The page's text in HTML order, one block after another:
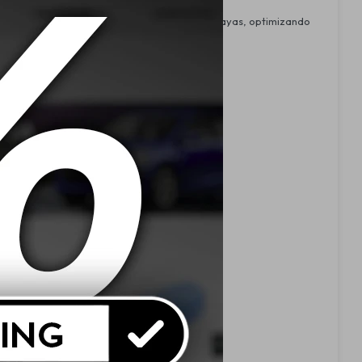
garantiza una aplicación uniforme y sin rayas, optimizando